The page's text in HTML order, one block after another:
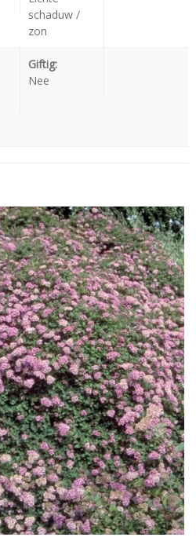
schaduw /
zon
Giftig:
Nee